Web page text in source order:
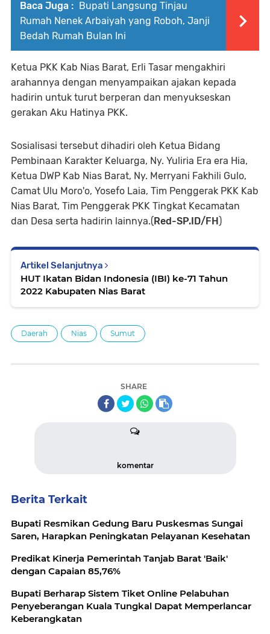
Baca Juga : Bupati Langsung Tinjau
Rumah Nenek Arbaiyah yang Roboh, Janji
Bedah Rumah Bulan Ini
Ketua PKK Kab Nias Barat, Erli Tasar mengakhiri
arahannya dengan menyampaikan ajakan kepada
hadirin untuk turut berperan dan menyukseskan
gerakan Aku Hatinya PKK.
Sosialisasi tersebut dihadiri oleh Ketua Bidang
Pembinaan Karakter Keluarga, Ny. Yuliria Era era Hia,
Ketua DWP Kab Nias Barat, Ny. Merryani Fakhili Gulo,
Camat Ulu Moro'o, Yosefo Laia, Tim Penggerak PKK Kab
Nias Barat, Tim Penggerak PKK Tingkat Kecamatan
dan Desa serta hadirin lainnya.(Red-SP.ID/FH)
Artikel Selanjutnya
HUT Ikatan Bidan Indonesia (IBI) ke-71 Tahun
2022 Kabupaten Nias Barat
Daerah Nias Sumut
SHARE
komentar
Berita Terkait
Bupati Resmikan Gedung Baru Puskesmas Sungai
Saren, Harapkan Peningkatan Pelayanan Kesehatan
Predikat Kinerja Pemerintah Tanjab Barat 'Baik'
dengan Capaian 85,76%
Bupati Berharap Sistem Tiket Online Pelabuhan
Penyeberangan Kuala Tungkal Dapat Memperlancar
Keberangkatan